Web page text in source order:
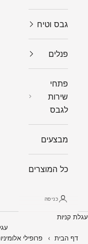
גבס וטיח
פנלים
פתחי
שירות
לגבס
מבצעים
כל המוצרים
כניסה
עגלת קניות
דף הבית › פרופילי